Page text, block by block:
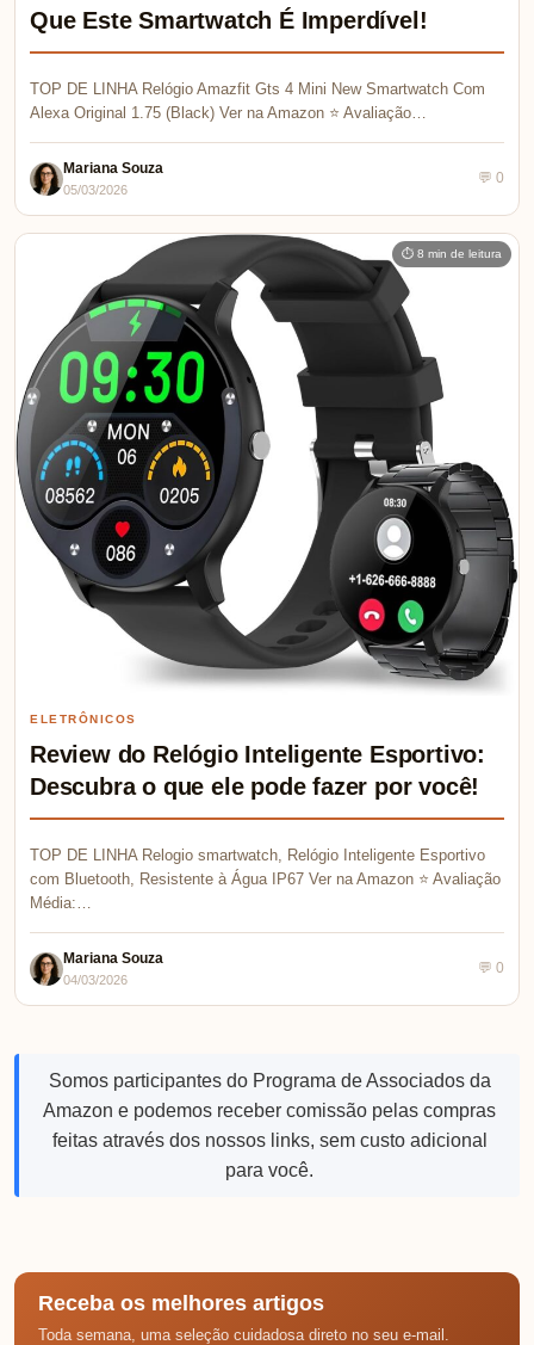
Que Este Smartwatch É Imperdível!
TOP DE LINHA Relógio Amazfit Gts 4 Mini New Smartwatch Com
Alexa Original 1.75 (Black) Ver na Amazon ⭐ Avaliação…
Mariana Souza
05/03/2026
💬 0
⏱ 8 min de leitura
ELETRÔNICOS
Review do Relógio Inteligente Esportivo:
Descubra o que ele pode fazer por você!
TOP DE LINHA Relogio smartwatch, Relógio Inteligente Esportivo
com Bluetooth, Resistente à Água IP67 Ver na Amazon ⭐ Avaliação
Média:…
Mariana Souza
04/03/2026
💬 0
Somos participantes do Programa de Associados da
Amazon e podemos receber comissão pelas compras
feitas através dos nossos links, sem custo adicional
para você.
Receba os melhores artigos
Toda semana, uma seleção cuidadosa direto no seu e-mail.